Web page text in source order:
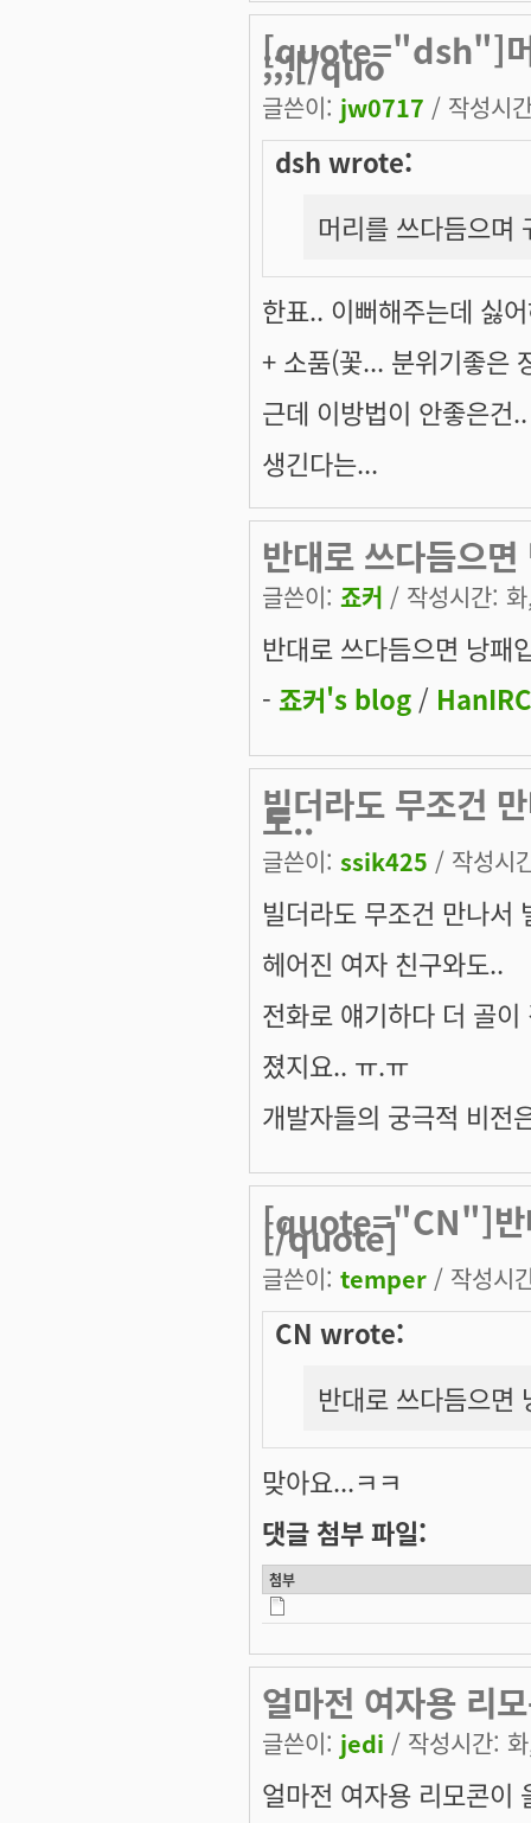
[quote="dsh"]머
;;;[/quo
글쓴이: jw0717 / 작성시
dsh wrote:
머리를 쓰다듬으며
한표.. 이뻐해주는데 싫
+ 소품(꽃... 분위기좋은
근데 이방법이 안좋은건
생긴다는...
반대로 쓰다듬으
글쓴이: 죠커 / 작성시간:
반대로 쓰다듬으면 낭패
- 죠커's blog /
빌더라도 무조건
도..
글쓴이: ssik425 / 작성시
빌더라도 무조건 만나서
헤어진 여자 친구와도..
전화로 얘기하다 더 골이
졌지요.. ㅠ.ㅠ
개발자들의 궁극적 비전
[quote="CN"]반
[/quote]
글쓴이: temper / 작성시
CN wrote:
반대로 쓰다듬으면
맞아요...ㅋㅋ
댓글 첨부 파일:
첨부
얼마전 여자용 리
글쓴이: jedi / 작성시간:
얼마전 여자용 리모콘이